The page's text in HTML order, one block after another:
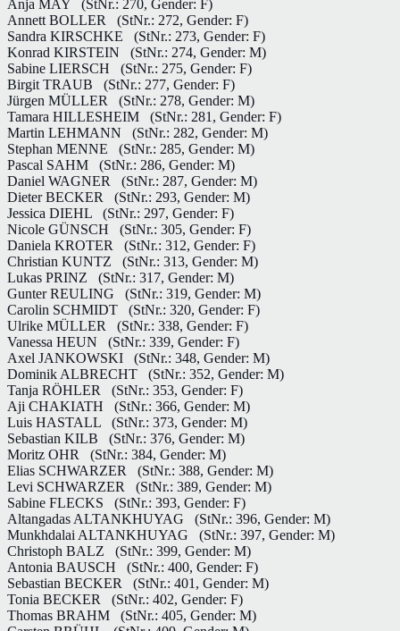
Anja MAY
(StNr.: 270, Gender: F)
Annett BOLLER
(StNr.: 272, Gender: F)
Sandra KIRSCHKE
(StNr.: 273, Gender: F)
Konrad KIRSTEIN
(StNr.: 274, Gender: M)
Sabine LIERSCH
(StNr.: 275, Gender: F)
Birgit TRAUB
(StNr.: 277, Gender: F)
Jürgen MÜLLER
(StNr.: 278, Gender: M)
Tamara HILLESHEIM
(StNr.: 281, Gender: F)
Martin LEHMANN
(StNr.: 282, Gender: M)
Stephan MENNE
(StNr.: 285, Gender: M)
Pascal SAHM
(StNr.: 286, Gender: M)
Daniel WAGNER
(StNr.: 287, Gender: M)
Dieter BECKER
(StNr.: 293, Gender: M)
Jessica DIEHL
(StNr.: 297, Gender: F)
Nicole GÜNSCH
(StNr.: 305, Gender: F)
Daniela KROTER
(StNr.: 312, Gender: F)
Christian KUNTZ
(StNr.: 313, Gender: M)
Lukas PRINZ
(StNr.: 317, Gender: M)
Gunter REULING
(StNr.: 319, Gender: M)
Carolin SCHMIDT
(StNr.: 320, Gender: F)
Ulrike MÜLLER
(StNr.: 338, Gender: F)
Vanessa HEUN
(StNr.: 339, Gender: F)
Axel JANKOWSKI
(StNr.: 348, Gender: M)
Dominik ALBRECHT
(StNr.: 352, Gender: M)
Tanja RÖHLER
(StNr.: 353, Gender: F)
Aji CHAKIATH
(StNr.: 366, Gender: M)
Luis HASTALL
(StNr.: 373, Gender: M)
Sebastian KILB
(StNr.: 376, Gender: M)
Moritz OHR
(StNr.: 384, Gender: M)
Elias SCHWARZER
(StNr.: 388, Gender: M)
Levi SCHWARZER
(StNr.: 389, Gender: M)
Sabine FLECKS
(StNr.: 393, Gender: F)
Altangadas ALTANKHUYAG
(StNr.: 396, Gender: M)
Munkhdalai ALTANKHUYAG
(StNr.: 397, Gender: M)
Christoph BALZ
(StNr.: 399, Gender: M)
Antonia BAUSCH
(StNr.: 400, Gender: F)
Sebastian BECKER
(StNr.: 401, Gender: M)
Tonia BECKER
(StNr.: 402, Gender: F)
Thomas BRAHM
(StNr.: 405, Gender: M)